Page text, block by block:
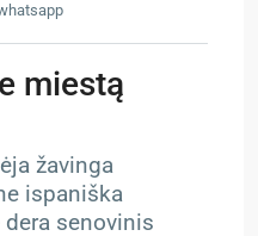
miestą
žavinga
ispaniška
senovinis